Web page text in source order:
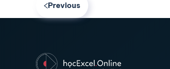
Previous